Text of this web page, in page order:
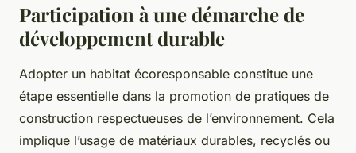
Participation à une démarche de
développement durable
Adopter un habitat écoresponsable constitue une
étape essentielle dans la promotion de pratiques de
construction respectueuses de l’environnement. Cela
implique l’usage de matériaux durables, recyclés ou